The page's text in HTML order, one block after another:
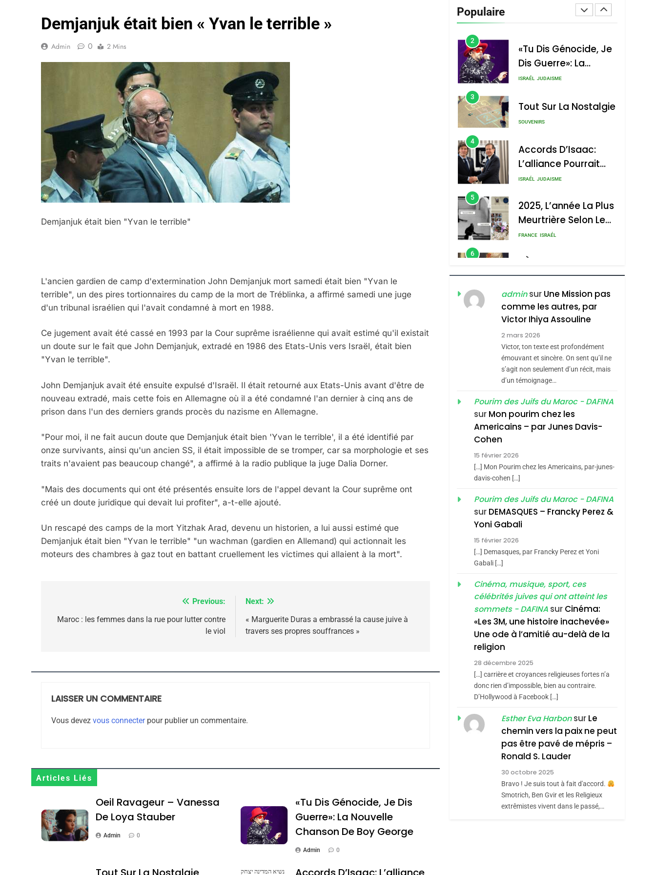
Demjanjuk était bien « Yvan le terrible »
Admin 0 2 Mins
Demjanjuk était bien "Yvan le terrible"
L'ancien gardien de camp d'extermination John Demjanjuk mort samedi était bien "Yvan le
terrible", un des pires tortionnaires du camp de la mort de Tréblinka, a affirmé samedi une juge
d'un tribunal israélien qui l'avait condamné à mort en 1988.
Ce jugement avait été cassé en 1993 par la Cour suprême israélienne qui avait estimé qu'il existait
un doute sur le fait que John Demjanjuk, extradé en 1986 des Etats-Unis vers Israël, était bien
"Yvan le terrible".
John Demjanjuk avait été ensuite expulsé d'Israël. Il était retourné aux Etats-Unis avant d'être de
nouveau extradé, mais cette fois en Allemagne où il a été condamné l'an dernier à cinq ans de
prison dans l'un des derniers grands procès du nazisme en Allemagne.
"Pour moi, il ne fait aucun doute que Demjanjuk était bien 'Yvan le terrible', il a été identifié par
onze survivants, ainsi qu'un ancien SS, il était impossible de se tromper, car sa morphologie et ses
traits n'avaient pas beaucoup changé", a affirmé à la radio publique la juge Dalia Dorner.
"Mais des documents qui ont été présentés ensuite lors de l'appel devant la Cour suprême ont
créé un doute juridique qui devait lui profiter", a-t-elle ajouté.
Un rescapé des camps de la mort Yitzhak Arad, devenu un historien, a lui aussi estimé que
Demjanjuk était bien "Yvan le terrible" "un wachman (gardien en Allemand) qui actionnait les
moteurs des chambres à gaz tout en battant cruellement les victimes qui allaient à la mort".
de
Previous:
Maroc : les femmes dans la rue pour lutter contre
le viol
Next:
« Marguerite Duras a embrassé la cause juive à
travers ses propres souffrances »
LAISSER UN COMMENTAIRE
Vous devez vous connecterpour publier un commentaire.
Articles Liés
Oeil Ravageur – Vanessa
De Loya Stauber
Admin 0
«Tu Dis Génocide, Je Dis
Guerre»: La Nouvelle
Chanson De Boy George
Admin 0
נשיא המדינה יצחק
Populaire
Dis Guerre»: La
Nouvelle Chanson De
Boy George
ISRAÉL JUDAISME
3
SOUVENIRS
4
L’alliance Pourrait
S’étendre À 13 Pays
D’Amérique Latine
ISRAÉL JUDAISME
5
Meurtrière Selon Le
Rapport D’ADL
Contre
FRANCE ISRAÉL
6
POURQUOI JE
REVENDIQUE MA
JUDAÏTE Par Thérèse
Zrihen-Dvir
7
CE QUI NOUS
MANQUE – Jacques
Hadida
JUDAISME
Maroc : Les Amandes
De Tafraout, Le Miel
Consacrés Produits
Du Terroir
Oeil Ravageur –
Vanessa De Loya
2
«Tu Dis Génocide, Je
Nouvelle Chanson De
Boy George
ISRAÉL JUDAISME
3
Tout Sur La Nostalgie
4
L’alliance Pourrait
S’étendre À 13 Pays
D’Amérique Latine
5
2025, L’année La Plus
Rapport D’ADL
Contre
L’antisémitisme
FRANCE
6
FIÈRE, DIGNE ET
RÉSILIENTE :
POURQUOI JE
REVENDIQUE MA
JUDAÏTE Par Thérèse
Zrihen-Dvir
ISRAÉL JUDAISME
CE QUI NOUS
MANQUE – Jacques
Hadida
JUDAISME
Maroc : Les Amandes
De Tafraout, Le Miel
adminsur Une Mission pas
comme les autres, par
Victor Ihiya Assouline
2 mars 2026
Victor, ton texte est profondément
émouvant et sincère. On sent qu’il ne
s’agit non seulement d’un récit, mais
d’un témoignage…
Pourim des Juifs du Maroc - DAFINA
sur Mon pourim chez les
Americains – par Junes Davis-
Cohen
15 février 2026
[…] Mon Pourim chez les Americains, par-junes-
davis-cohen […]
Pourim des Juifs du Maroc - DAFINA
sur DEMASQUES – Francky Perez &
Yoni Gabali
15 février 2026
[…] Demasques, par Francky Perez et Yoni
Gabali […]
Cinéma, musique, sport, ces
célébrités juives qui ont atteint les
sommets - DAFINA sur Cinéma:
«Les 3M, une histoire inachevée»
Une ode à l’amitié au-delà de la
religion
28 décembre 2025
[…] carrière et croyances religieuses fortes n’a
donc rien d’impossible, bien au contraire.
D’Hollywood à Facebook […]
Esther Eva Harbonsur Le
chemin vers la paix ne peut
pas être pavé de mépris –
Ronald S. Lauder
30 octobre 2025
Bravo ! Je suis tout à fait d'accord.
Smotrich, Ben Gvir et les Religieux
extrêmistes vivent dans le passé,…
FRANCE ISRAÉL
6
FIÈRE, DIGNE ET RÉSILIENTE : POURQUOI JE REVENDIQUE MA JUDAÏTE Par Thérèse Zrihen-
Dvir
ISRAÉL JUDAISME
CE QUI NOUS MANQUE – Jacques Hadida
Terroir